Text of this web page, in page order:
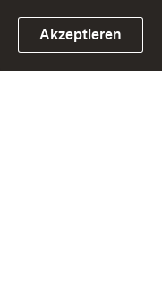
Link zum Landesportal
Akzeptieren